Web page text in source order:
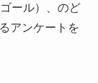
ール）、のど
アンケートを